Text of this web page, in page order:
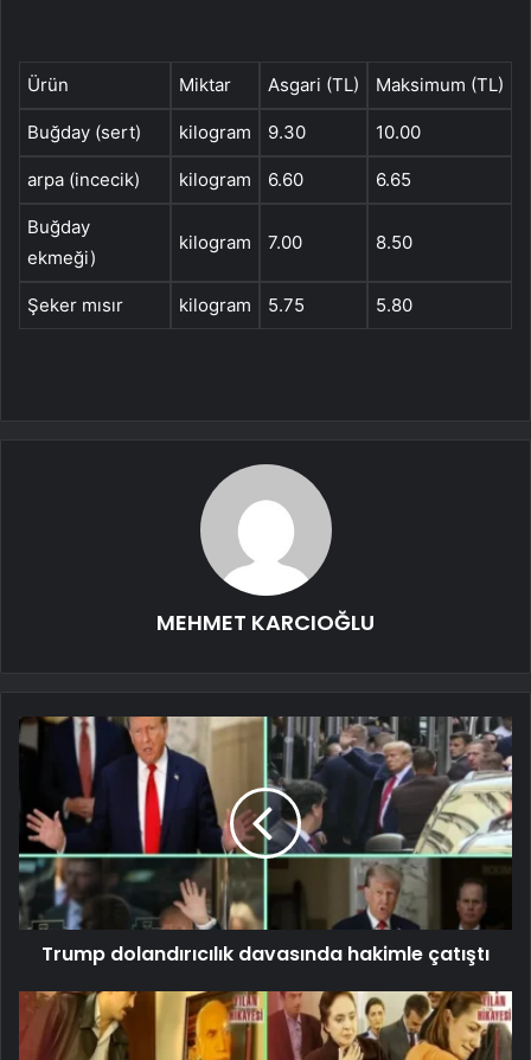
Ürün Miktar Asgari (TL) Maksimum (TL)
Buğday (sert) kilogram 9.30 10.00
arpa (incecik) kilogram 6.60 6.65
Buğday
ekmeği)
kilogram 7.00 8.50
Şeker mısır kilogram 5.75 5.80
MEHMET KARCIOĞLU
Trump dolandırıcılık davasında hakimle çatıştı